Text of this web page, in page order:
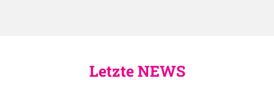
Letzte NEWS